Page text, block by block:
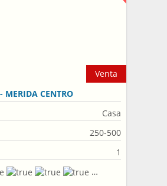
Venta
MERIDA CENTRO
Casa
250-500
1